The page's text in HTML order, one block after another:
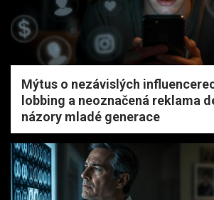
Mýtus o nezávislých
lobbing a neoznačená reklama
názory mladé generace